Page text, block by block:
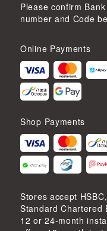
Please confirm
number and Code
Online Payments
Shop Payments
Stores accept
Standard Chartered
12 or 24-month